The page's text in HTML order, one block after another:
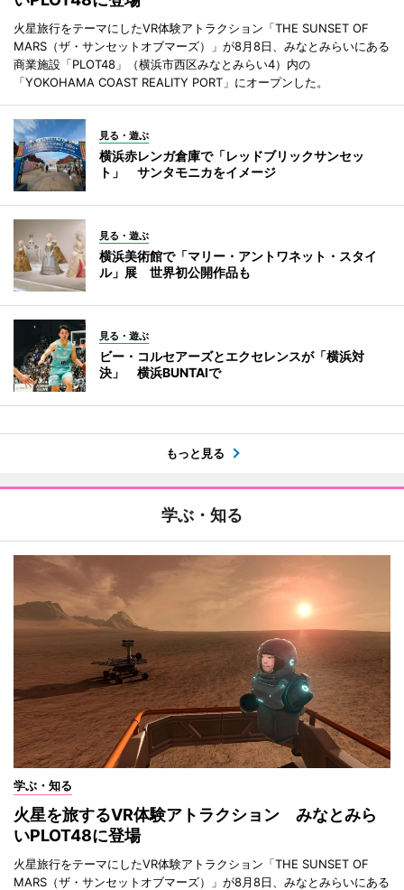
火星旅行をテーマにしたVR体験アトラクション「THE SUNSET OF
MARS（ザ・サンセットオブマーズ）」が8月8日、みなとみらいにある
商業施設「PLOT48」（横浜市西区みなとみらい4）内の
「YOKOHAMA COAST REALITY PORT」にオープンした。
見る・遊ぶ
横浜赤レンガ倉庫で「レッドブリックサンセッ
ト」 サンタモニカをイメージ
見る・遊ぶ
横浜美術館で「マリー・アントワネット・スタイ
ル」展 世界初公開作品も
見る・遊ぶ
ビー・コルセアーズとエクセレンスが「横浜対
決」 横浜BUNTAIで
もっと見る
学ぶ・知る
学ぶ・知る
火星を旅するVR体験アトラクション みなとみら
いPLOT48に登場
火星旅行をテーマにしたVR体験アトラクション「THE SUNSET OF
MARS（ザ・サンセットオブマーズ）」が8月8日、みなとみらいにある